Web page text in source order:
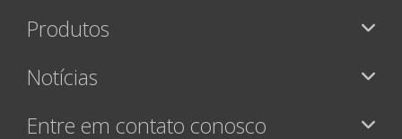
Produtos
Notícias
Entre em contato conosco